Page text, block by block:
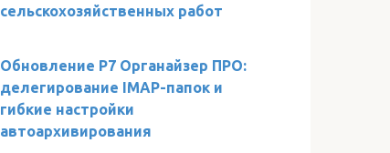
сельскохозяйственных работ
Обновление Р7 Органайзер ПРО:
делегирование IMAP-папок и
гибкие настройки
автоархивирования